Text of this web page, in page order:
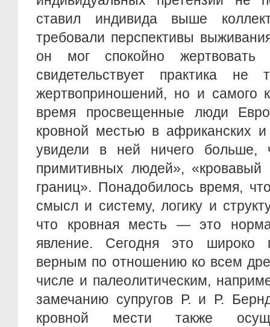
ставил индивида выше
требовали перспективы
он мог спокойно
свидетельствует практика не
жертвоприношений, но и самого
время просвещенные люди
кровной местью в африканских
увидели в ней ничего больше,
примитивных людей», «кровавый
границ». Понадобилось время,
смысл и систему, логику и
что кровная месть — это
явление. Сегодня это широко
верным по отношению ко всем
числе и палеолитическим,
замечанию супругов Р. и Р.
кровной мести также